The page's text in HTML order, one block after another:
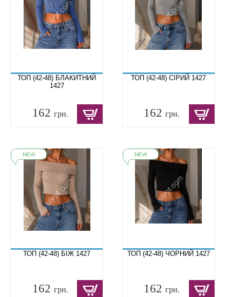
ТОП (42-48) БЛАКИТНИЙ
1427
162 грн.
ТОП (42-48) СІРИЙ 1427
162грн.
ТОП (42-48) БІЖ 1427
162 грн.
ТОП (42-48) ЧОРНИЙ 1427
162грн.